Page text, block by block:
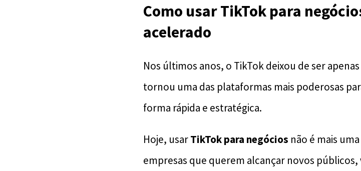
Como usar TikTok para
acelerado
Nos últimos anos, o TikTok deixou de ser
tornou uma das plataformas mais poderosas
forma rápida e estratégica.
Hoje, usarTikTok para negócios não é mais
empresas que querem alcançar novos